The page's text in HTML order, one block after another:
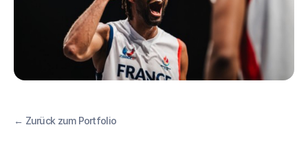
← Zurück zum Portfolio